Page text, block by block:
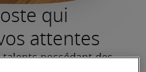
qui
attentes
talents possédant des